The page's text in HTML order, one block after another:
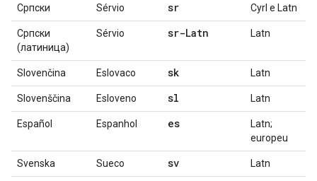
Српски Sérvio sr Cyrl e Latn
Српски
(латиница)
Sérvio sr-Latn Latn
Slovenčina Eslovaco sk Latn
Slovenščina Esloveno sl Latn
Español Espanhol es
Latn;
europeu
Svenska Sueco sv Latn